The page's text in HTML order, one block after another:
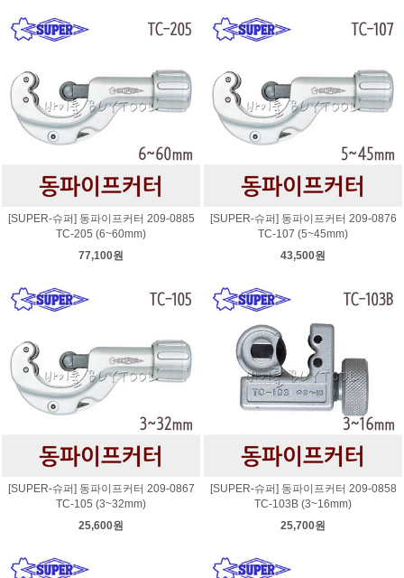
[SUPER-슈퍼] 동파이프커터 209-0885
TC-205 (6~60mm)
77,100원
[SUPER-슈퍼] 동파이프커터 209-0876
TC-107 (5~45mm)
43,500원
[SUPER-슈퍼] 동파이프커터 209-0867
TC-105 (3~32mm)
25,600원
[SUPER-슈퍼] 동파이프커터 209-0858
TC-103B (3~16mm)
25,700원